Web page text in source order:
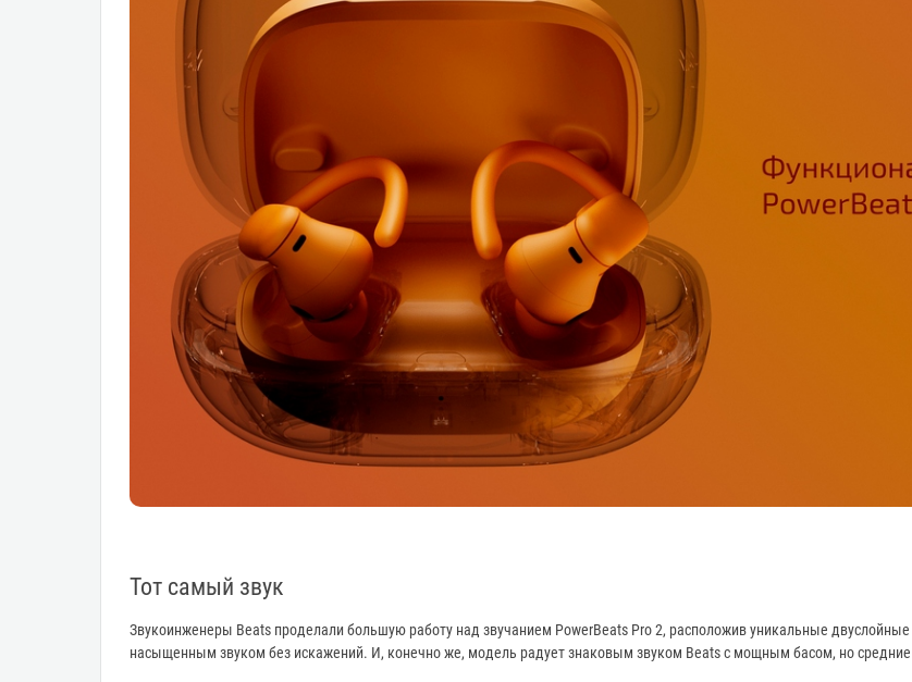
Тот самый звук
Звукоинженеры Beats проделали большую работу над звучанием PowerBeats Pro 2, расположив уникальные
насыщенным звуком без искажений. И, конечно же, модель радует знаковым звуком Beats с мощным басом, но средние